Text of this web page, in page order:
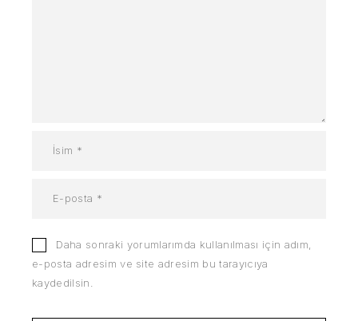
Daha sonraki yorumlarımda kullanılması için adım,
e-posta adresim ve site adresim bu tarayıcıya
kaydedilsin.